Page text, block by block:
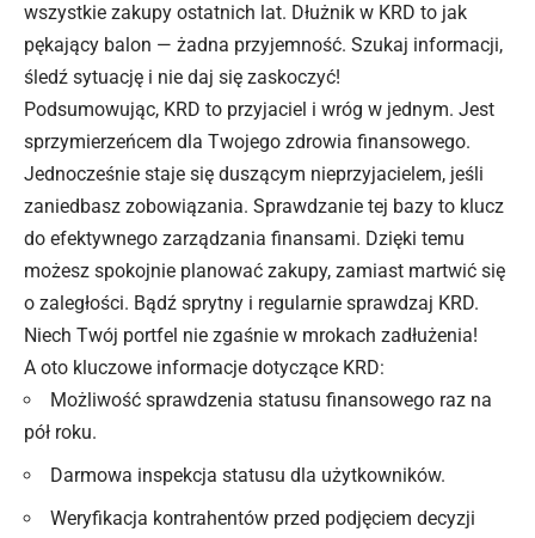
wszystkie zakupy ostatnich lat. Dłużnik w KRD to jak
pękający balon — żadna przyjemność. Szukaj informacji,
śledź sytuację i nie daj się zaskoczyć!
Podsumowując, KRD to przyjaciel i wróg w jednym. Jest
sprzymierzeńcem dla Twojego zdrowia finansowego.
Jednocześnie staje się duszącym nieprzyjacielem, jeśli
zaniedbasz zobowiązania. Sprawdzanie tej bazy to klucz
do efektywnego zarządzania finansami. Dzięki temu
możesz spokojnie planować zakupy, zamiast martwić się
o zaległości. Bądź sprytny i regularnie sprawdzaj KRD.
Niech Twój portfel nie zgaśnie w mrokach zadłużenia!
A oto kluczowe informacje dotyczące KRD:
Możliwość sprawdzenia statusu finansowego raz na
pół roku.
Darmowa inspekcja statusu dla użytkowników.
Weryfikacja kontrahentów przed podjęciem decyzji